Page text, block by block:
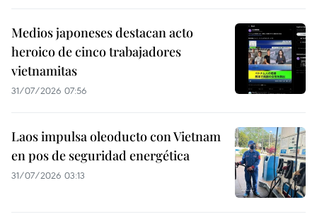
Medios japoneses destacan acto
heroico de cinco trabajadores
vietnamitas
31/07/2026 07:56
Laos impulsa oleoducto con Vietnam
en pos de seguridad energética
31/07/2026 03:13